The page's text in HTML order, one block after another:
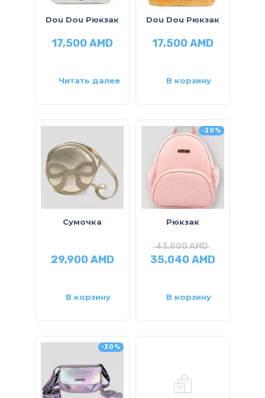
Dou Dou Рюкзак
17,500AMD
Читать далее
Dou Dou Рюкзак
17,500AMD
В корзину
Сумочка
29,900AMD
В корзину
-20%
Рюкзак
43,800AMD
35,040AMD
В корзину
-30%